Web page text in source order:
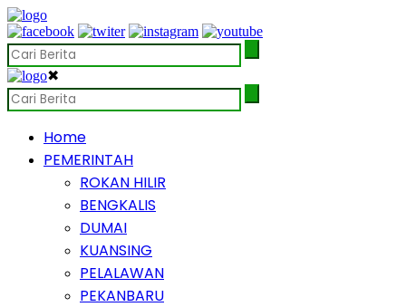
✖
Home
PEMERINTAH
ROKAN HILIR
BENGKALIS
DUMAI
KUANSING
PELALAWAN
PEKANBARU